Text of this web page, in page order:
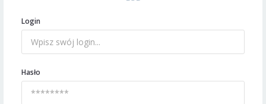
Login
Hasło